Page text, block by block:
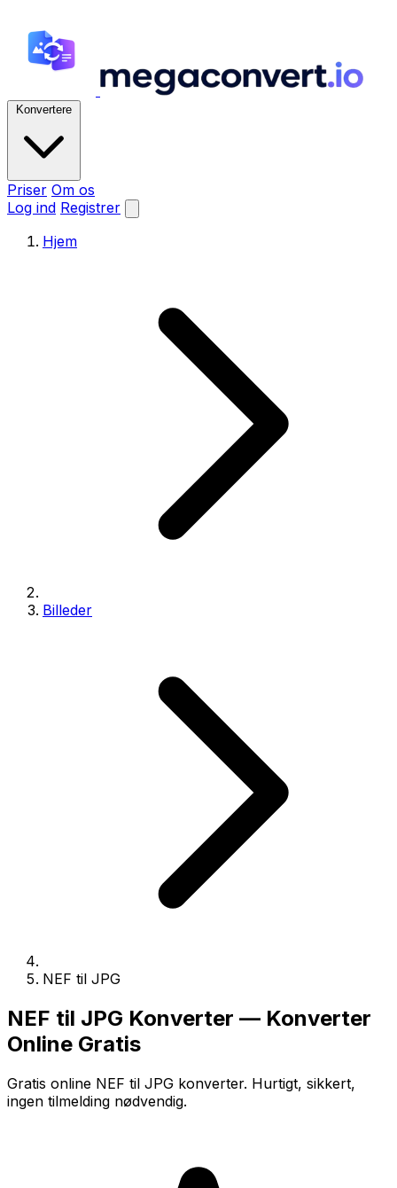
Konvertere
Priser Om os
Log ind Registrer
Hjem
Billeder
NEF til JPG
NEF til JPG Konverter — Konverter
Online Gratis
Gratis online NEF til JPG konverter. Hurtigt, sikkert,
ingen tilmelding nødvendig.